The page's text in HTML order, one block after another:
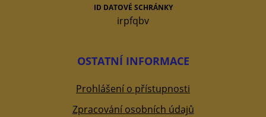
ID DATOVÉ SCHRÁNKY
irpfqbv
OSTATNÍ INFORMACE
Prohlášení o přístupnosti
Zpracování osobních údajů